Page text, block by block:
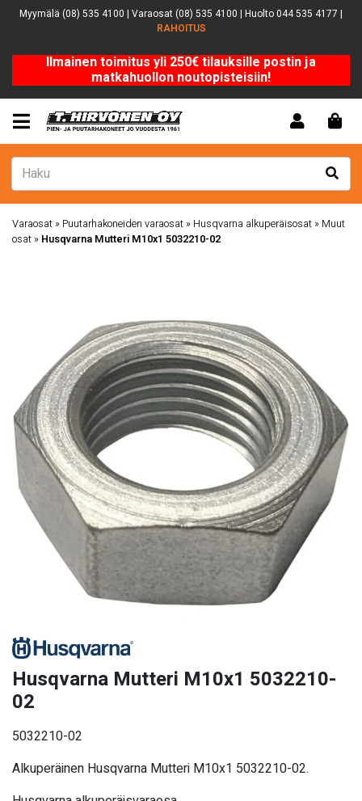
Myymälä (08) 535 4100 | Varaosat (08) 535 4100 | Huolto 044 535 4177 |
RAHOITUS
Ilmainen toimitus yli 250€ tilauksille postin ja
matkahuollon noutopisteisiin!
Varaosat » Puutarhakoneiden varaosat » Husqvarna alkuperäisosat » Muut
osat » Husqvarna Mutteri M10x1 5032210-02
Husqvarna Mutteri M10x1 5032210-
02
5032210-02
Alkuperäinen Husqvarna Mutteri M10x1 5032210-02.